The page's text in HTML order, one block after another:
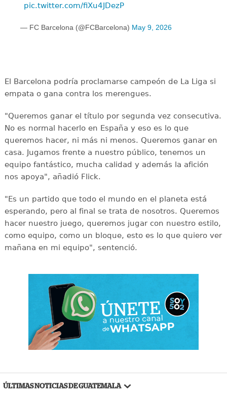
pic.twitter.com/fiXu4JDezP
— FC Barcelona (@FCBarcelona) May 9, 2026
El Barcelona podría proclamarse campeón de La Liga si
empata o gana contra los merengues.
"Queremos ganar el título por segunda vez consecutiva.
No es normal hacerlo en España y eso es lo que
queremos hacer, ni más ni menos. Queremos ganar en
casa. Jugamos frente a nuestro público, tenemos un
equipo fantástico, mucha calidad y además la afición
nos apoya", añadió Flick.
"Es un partido que todo el mundo en el planeta está
esperando, pero al final se trata de nosotros. Queremos
hacer nuestro juego, queremos jugar con nuestro estilo,
como equipo, como un bloque, esto es lo que quiero ver
mañana en mi equipo", sentenció.
ÚLTIMAS NOTICIAS DE GUATEMALA